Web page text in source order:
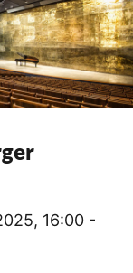
16:00 -